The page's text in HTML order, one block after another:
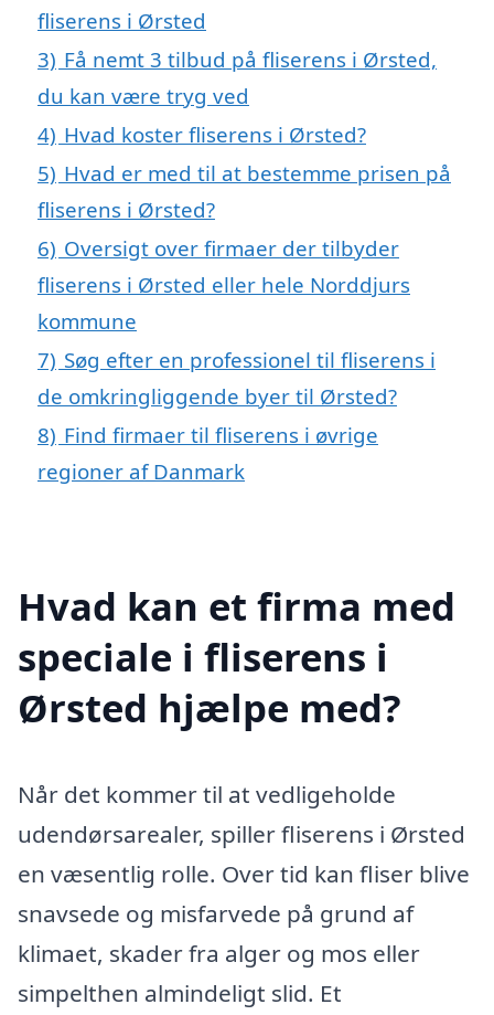
fliserens i Ørsted
3) Få nemt 3 tilbud på fliserens i Ørsted,
du kan være tryg ved
4) Hvad koster fliserens i Ørsted?
5) Hvad er med til at bestemme prisen på
fliserens i Ørsted?
6) Oversigt over firmaer der tilbyder
fliserens i Ørsted eller hele Norddjurs
kommune
7) Søg efter en professionel til fliserens i
de omkringliggende byer til Ørsted?
8) Find firmaer til fliserens i øvrige
regioner af Danmark
Hvad kan et firma med
speciale i fliserens i
Ørsted hjælpe med?
Når det kommer til at vedligeholde
udendørsarealer, spiller fliserens i Ørsted
en væsentlig rolle. Over tid kan fliser blive
snavsede og misfarvede på grund af
klimaet, skader fra alger og mos eller
simpelthen almindeligt slid. Et